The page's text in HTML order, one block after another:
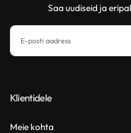
Saa uudiseid ja
MEIL
Klientidele
Meie kohta